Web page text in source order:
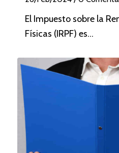
El Impuesto sobre la
Físicas (IRPF) es…